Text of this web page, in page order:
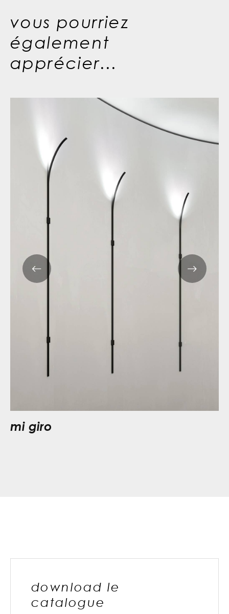
vous pourriez
également
apprécier...
mi giro
download le
catalogue